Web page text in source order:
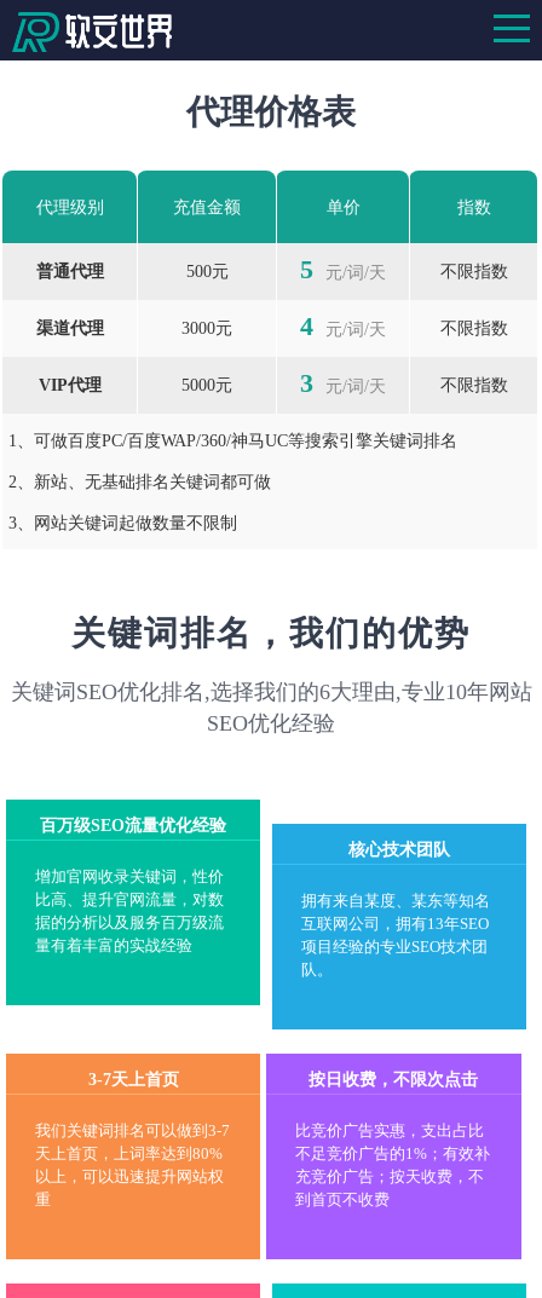
代理价格表
代理级别 充值金额 单价 指数
普通代理 500元 5 元/词/天 不限指数
渠道代理 3000元 4 元/词/天 不限指数
VIP代理 5000元 3 元/词/天 不限指数
1、可做百度PC/百度WAP/360/神马UC等搜索引擎关键词排名
2、新站、无基础排名关键词都可做
3、网站关键词起做数量不限制
关键词排名，我们的优势
关键词SEO优化排名,选择我们的6大理由,专业10年网站
SEO优化经验
百万级SEO流量优化经验
增加官网收录关键词，性价
比高、提升官网流量，对数
据的分析以及服务百万级流
量有着丰富的实战经验
核心技术团队
拥有来自某度、某东等知名
互联网公司，拥有13年SEO
项目经验的专业SEO技术团
队。
3-7天上首页
我们关键词排名可以做到3-7
天上首页，上词率达到80%
以上，可以迅速提升网站权
重
按日收费，不限次点击
比竞价广告实惠，支出占比
不足竞价广告的1%；有效补
充竞价广告；按天收费，不
到首页不收费